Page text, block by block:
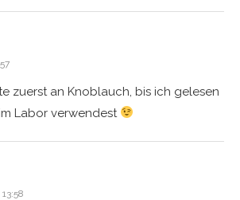
zuerst an Knoblauch, bis ich gelesen
Labor verwendest